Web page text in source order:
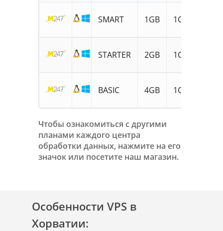
SMART 1GB 1CPU
STARTER 2GB 1CPU
BASIC 4GB 1CPU
Чтобы ознакомиться с другими
планами каждого центра
обработки данных, нажмите на его
значок или посетите наш магазин.
Особенности VPS в
Хорватии: